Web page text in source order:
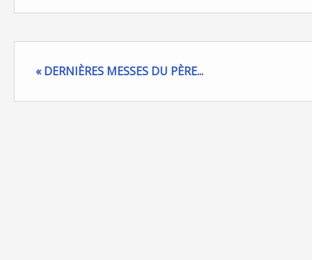
« DERNIÈRES MESSES DU PÈRE...